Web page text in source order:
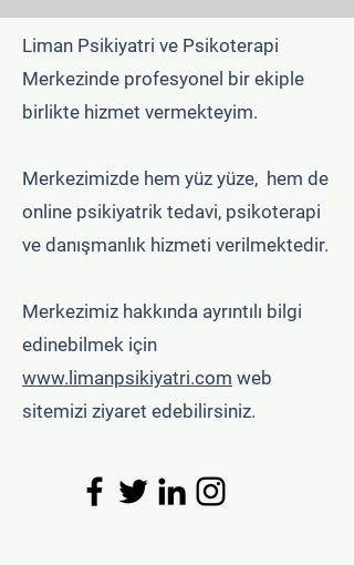
Liman Psikiyatri ve Psikoterapi
Merkezinde profesyonel bir ekiple
birlikte hizmet vermekteyim.
Merkezimizde hem yüz yüze, hem de
online psikiyatrik tedavi, psikoterapi
ve danışmanlık hizmeti verilmektedir.
Merkezimiz hakkında ayrıntılı bilgi
edinebilmek için
www.limanpsikiyatri.com web
sitemizi ziyaret edebilirsiniz.